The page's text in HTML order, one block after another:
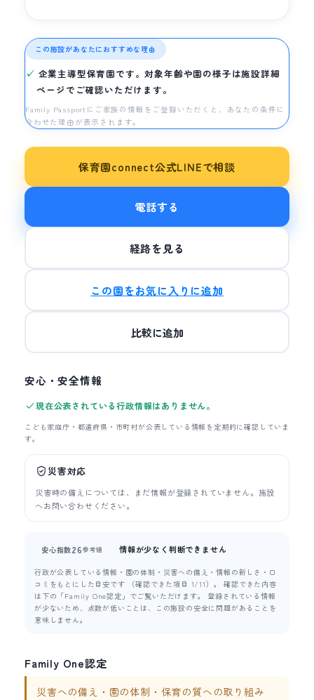
この施設があなたにおすすめな理由
企業主導型保育園です。対象年齢や園の様子は施設詳細
ページでご確認いただけます。
Family Passportにご家族の情報をご登録いただくと、あなたの条件に
合わせた理由が表示されます。
保育園connect公式LINEで相談
電話する
経路を見る
この園をお気に入りに追加
比較に追加
安心・安全情報
現在公表されている行政情報はありません。
こども家庭庁・都道府県・市町村が公表している情報を定期的に確認していま
す。
災害対応
災害時の備えについては、まだ情報が登録されていません。施設
へお問い合わせください。
安心指数26参考値 情報が少なく判断できません
行政が公表している情報・園の体制・災害への備え・情報の新しさ・口
コミをもとにした目安です （確認できた項目 1/11）。 確認できた内容
は下の「Family One認定」でご覧いただけます。 登録されている情報
が少ないため、点数が低いことは、この施設の安全に問題があることを
意味しません。
Family One認定
災害への備え・園の体制・保育の質への取り組み